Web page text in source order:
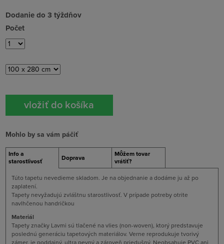
Dodanie do 3 týždňov
Počet
Mohlo by sa vám páčiť
Info a
starostlivosť
Doprava
Môžem tovar
vrátiť?
Túto tapetu nevedieme skladom. Je na objednanie a dodáme ju až po
zaplatení.
Tapety nevyžadujú zvláštnu starostlivosť. V prípade potreby otrite
navlhčenou handričkou
Materiál
Tapety značky Lavmi sú tlačené na vlies (non-woven), ktorý predstavuje
poslednú generáciu tapetových materiálov. Verne reprodukuje tvorivý